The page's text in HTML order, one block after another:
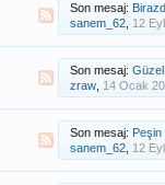
Son mesaj:
sanem_62 12
Son mesaj: Güzel
zraw 14 Ocak
Son mesaj: Peşin
sanem_62 12